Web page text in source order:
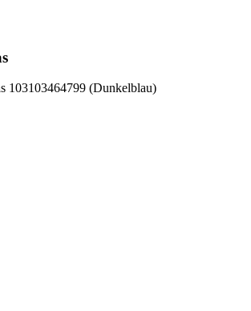
103103464799 (Dunkelblau)